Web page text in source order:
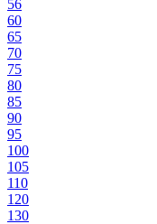
56
60
65
70
75
80
85
90
95
100
105
110
120
130